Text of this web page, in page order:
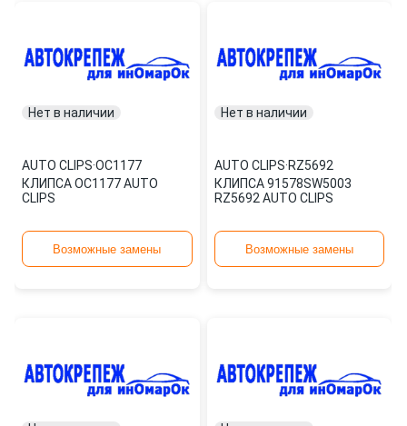
Нет в наличии
AUTO CLIPS·OC1177
КЛИПСА OC1177 AUTO
CLIPS
Возможные замены
Нет в наличии
AUTO CLIPS·RZ5692
КЛИПСА 91578SW5003
RZ5692 AUTO CLIPS
Возможные замены